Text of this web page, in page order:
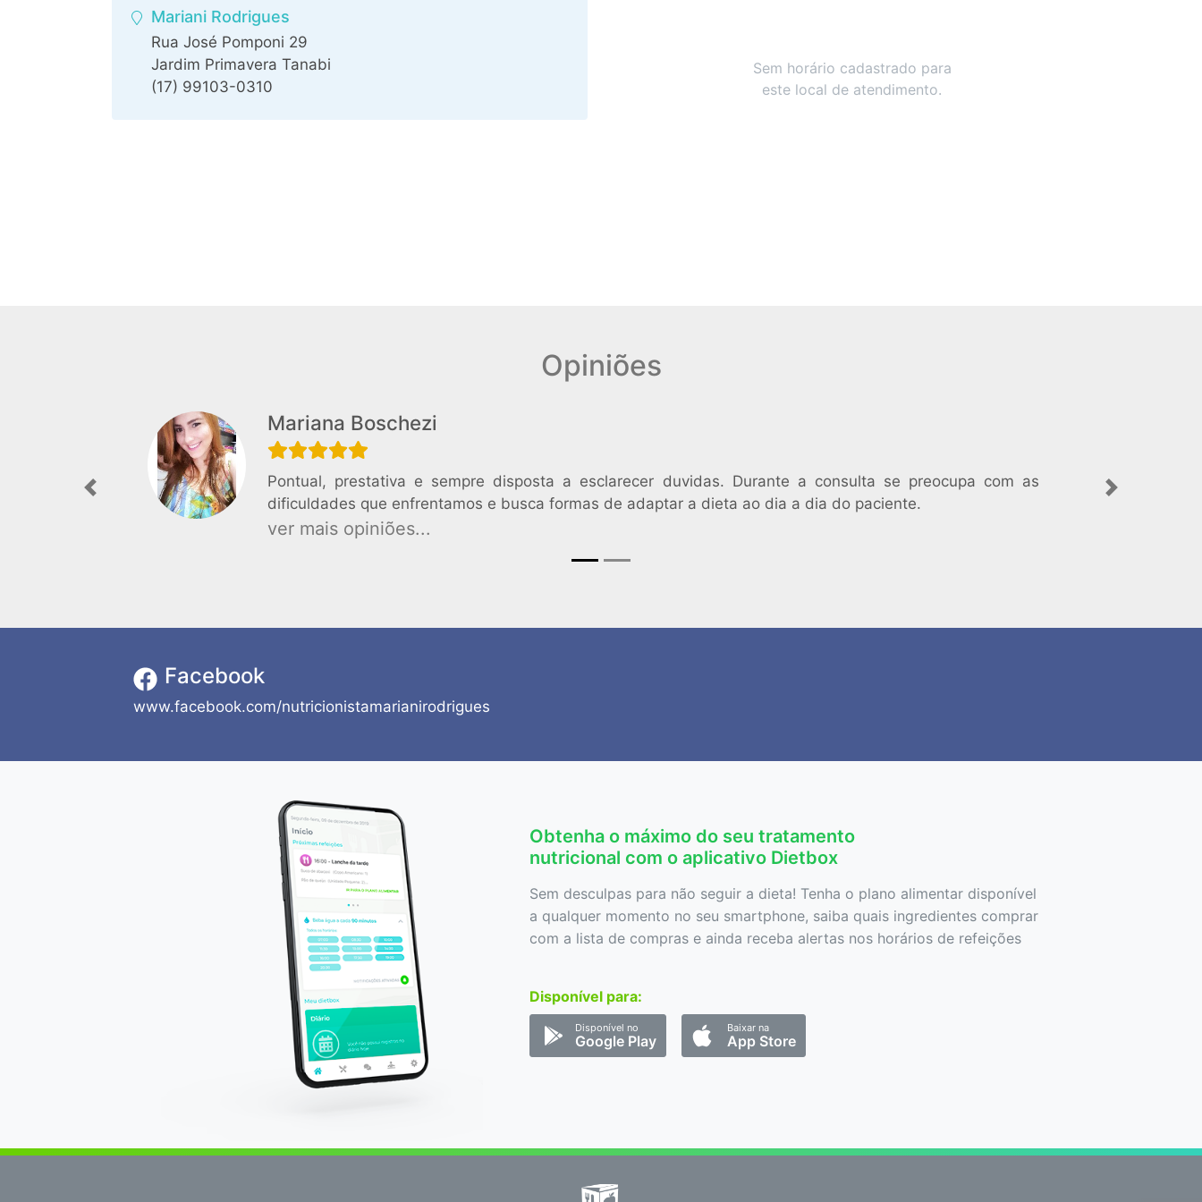
Mariani Rodrigues
Rua José Pomponi 29
Jardim Primavera Tanabi
(17) 99103-0310
Sem horário cadastrado para
este local de atendimento.
Opiniões
Mariana Boschezi
Pontual, prestativa e sempre disposta a esclarecer duvidas. Durante a consulta se preocupa com as
dificuldades que enfrentamos e busca formas de adaptar a dieta ao dia a dia do paciente.
ver mais opiniões...
Previous Next
Facebook
www.facebook.com/nutricionistamarianirodrigues
Obtenha o máximo do seu tratamento
nutricional com o aplicativo Dietbox
Sem desculpas para não seguir a dieta! Tenha o plano alimentar disponível
a qualquer momento no seu smartphone, saiba quais ingredientes comprar
com a lista de compras e ainda receba alertas nos horários de refeições
Disponível para:
Disponível no
Google Play
Baixar na
App Store